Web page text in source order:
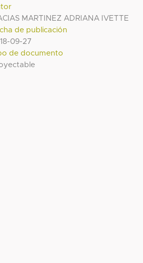
MARTINEZ ADRIANA IVETTE
de publicación
09-27
de documento